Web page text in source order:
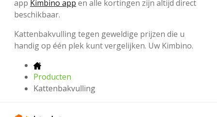
app Kimbino app en alle kortingen zijn altijd direct
beschikbaar.
Kattenbakvulling tegen geweldige prijzen die u
handig op één plek kunt vergelijken. Uw Kimbino.
Producten
Kattenbakvulling